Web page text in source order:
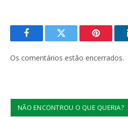
FacebookTwitter Pinterest
Os comentários estão encerrados.
NÃO ENCONTROU O QUE QUERIA?